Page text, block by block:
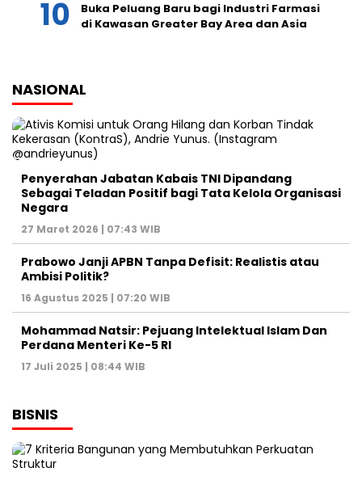
Buka Peluang Baru bagi Industri Farmasi
di Kawasan Greater Bay Area dan Asia
NASIONAL
Penyerahan Jabatan Kabais TNI Dipandang
Sebagai Teladan Positif bagi Tata Kelola Organisasi
Negara
27 Maret 2026 | 07:43 WIB
Prabowo Janji APBN Tanpa Defisit: Realistis atau
Ambisi Politik?
16 Agustus 2025 | 07:20 WIB
Mohammad Natsir: Pejuang Intelektual Islam Dan
Perdana Menteri Ke-5 RI
17 Juli 2025 | 08:44 WIB
BISNIS